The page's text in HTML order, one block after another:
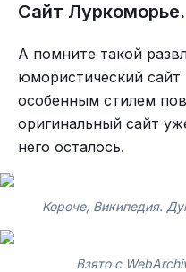
Сайт Луркоморье.
А помните такой
юмористический
особенным стилем
оригинальный сайт
него осталось.
Короче, Википедия.
Взято с